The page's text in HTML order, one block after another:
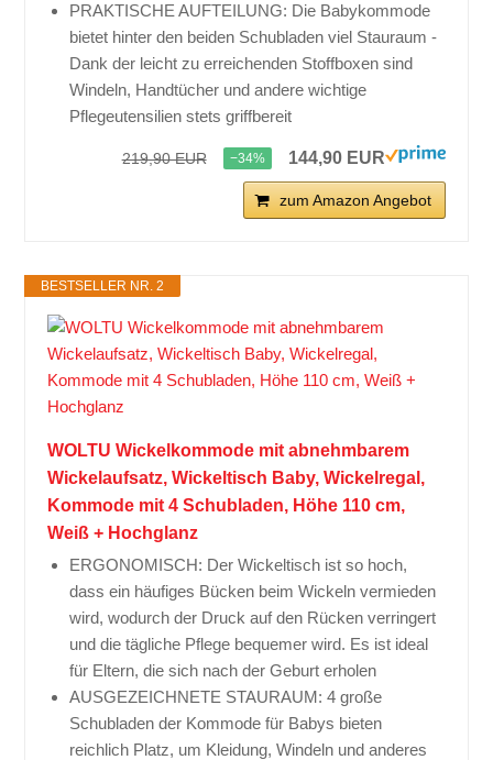
PRAKTISCHE AUFTEILUNG: Die Babykommode
bietet hinter den beiden Schubladen viel Stauraum -
Dank der leicht zu erreichenden Stoffboxen sind
Windeln, Handtücher und andere wichtige
Pflegeutensilien stets griffbereit
219,90 EUR −34% 144,90 EUR
zum Amazon Angebot
BESTSELLER NR. 2
WOLTU Wickelkommode mit abnehmbarem
Wickelaufsatz, Wickeltisch Baby, Wickelregal,
Kommode mit 4 Schubladen, Höhe 110 cm,
Weiß + Hochglanz
ERGONOMISCH: Der Wickeltisch ist so hoch,
dass ein häufiges Bücken beim Wickeln vermieden
wird, wodurch der Druck auf den Rücken verringert
und die tägliche Pflege bequemer wird. Es ist ideal
für Eltern, die sich nach der Geburt erholen
AUSGEZEICHNETE STAURAUM: 4 große
Schubladen der Kommode für Babys bieten
reichlich Platz, um Kleidung, Windeln und anderes